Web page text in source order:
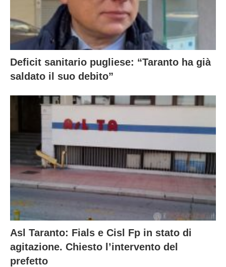
Deficit sanitario pugliese: “Taranto ha già
saldato il suo debito”
Asl Taranto: Fials e Cisl Fp in stato di
agitazione. Chiesto l’intervento del
prefetto